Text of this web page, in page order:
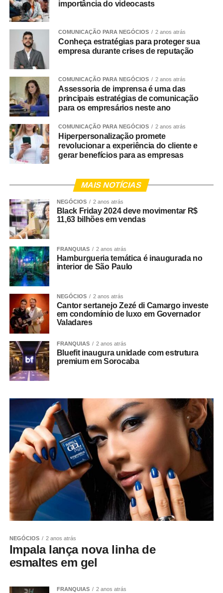
importância do videocasts
COMUNICAÇÃO PARA NEGÓCIOS 2 anos atrás
Conheça estratégias para proteger sua
empresa durante crises de reputação
COMUNICAÇÃO PARA NEGÓCIOS 2 anos atrás
Assessoria de imprensa é uma das
principais estratégias de comunicação
para os empresários neste ano
COMUNICAÇÃO PARA NEGÓCIOS 2 anos atrás
Hiperpersonalização promete
revolucionar a experiência do cliente e
gerar benefícios para as empresas
MAIS NOTÍCIAS
NEGÓCIOS 2 anos atrás
Black Friday 2024 deve movimentar R$
11,63 bilhões em vendas
FRANQUIAS 2 anos atrás
Hamburgueria temática é inaugurada no
interior de São Paulo
NEGÓCIOS 2 anos atrás
Cantor sertanejo Zezé di Camargo investe
em condomínio de luxo em Governador
Valadares
FRANQUIAS 2 anos atrás
Bluefit inaugura unidade com estrutura
premium em Sorocaba
NEGÓCIOS 2 anos atrás
Impala lança nova linha de
esmaltes em gel
FRANQUIAS 2 anos atrás